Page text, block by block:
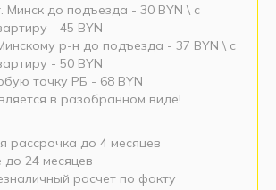
Минск до подъезда - 30 BYN \ c
- 45 BYN
р-н до подъезда - 37 BYN \ c
- 50 BYN
точку РБ - 68 BYN
в разобранном виде!
рассрочка до 4 месяцев
24 месяцев
расчет по факту